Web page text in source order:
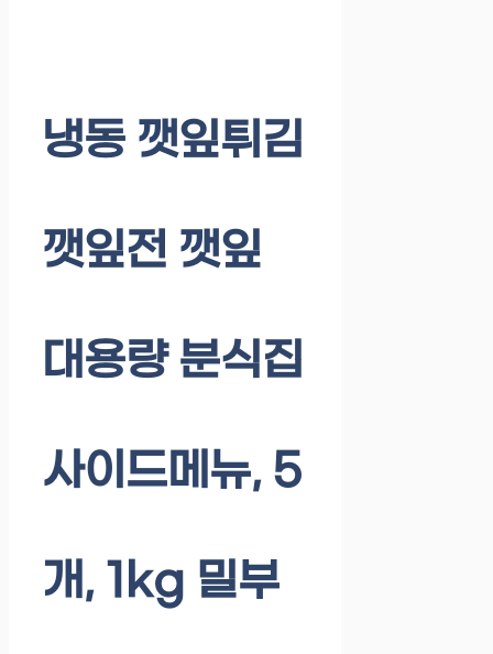
냉동 깻잎튀김
깻잎전 깻잎
대용량 분식집
사이드메뉴, 5
개, 1kg 밀부